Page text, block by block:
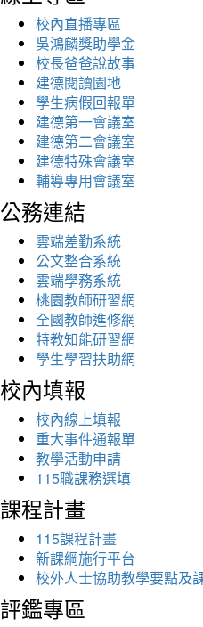
校內直播專區
吳鴻麟獎助學金
校長爸爸說故事
建德閱讀園地
學生病假回報單
建德第一會議室
建德第二會議室
建德特殊會議室
輔導專用會議室
公務連結
雲端差勤系統
公文整合系統
雲端學務系統
桃園教師研習網
全國教師進修網
特教知能研習網
學生學習扶助網
校內填報
校內線上填報
重大事件通報單
教學活動申請
115職課務選填
課程計畫
115課程計畫
新課綱施行平台
校外人士協助教學要點及
評鑑專區